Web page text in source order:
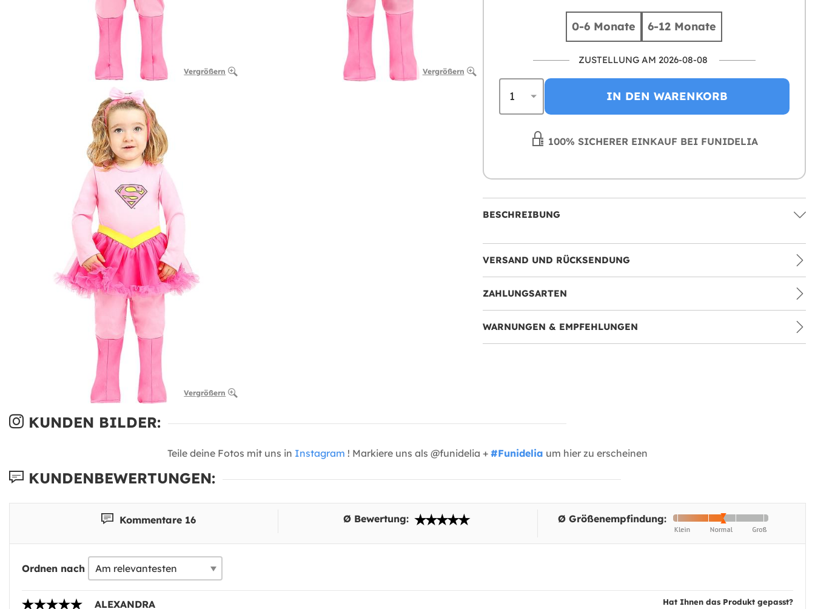
Vergrößern Vergrößern
Vergrößern
0-6 Monate 6-12 Monate
ZUSTELLUNG AM 2026-08-08
IN DEN WARENKORB
100% SICHERER EINKAUF BEI FUNIDELIA
BESCHREIBUNG
VERSAND UND RÜCKSENDUNG
ZAHLUNGSARTEN
WARNUNGEN & EMPFEHLUNGEN
KUNDEN BILDER:
Teile deine Fotos mit uns in Instagram ! Markiere uns als @funidelia + #Funidelia um hier zu erscheinen
KUNDENBEWERTUNGEN:
Kommentare 16 Ø Bewertung: Ø Größenempfindung:
Ordnen nach
Hat Ihnen das Produkt gepasst?
ALEXANDRA